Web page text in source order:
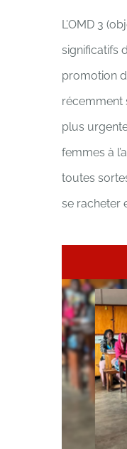
L’OMD 3
significatifs
promotion
récemment
plus
femmes à
toutes
se racheter